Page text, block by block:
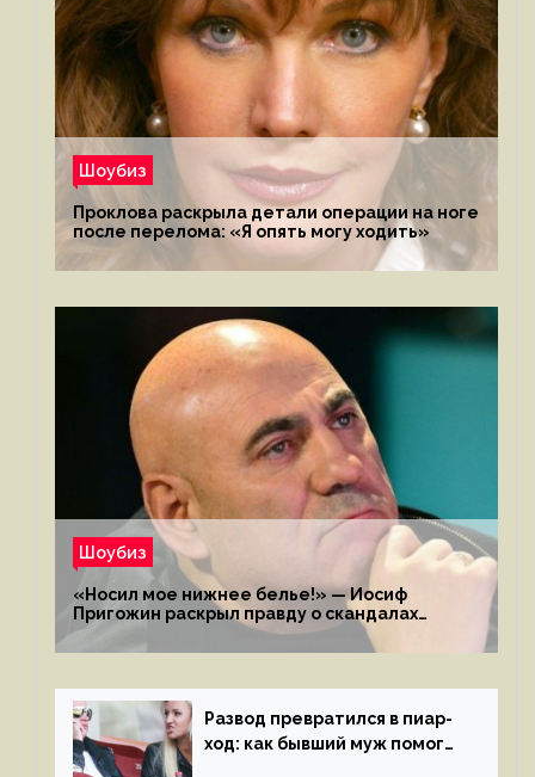
Шоубиз
Проклова раскрыла детали операции на ноге
после перелома: «Я опять могу ходить»
Шоубиз
«Носил мое нижнее белье!» — Иосиф
Пригожин раскрыл правду о скандалах
с мужем своей экс-жены
Развод превратился в пиар-
ход: как бывший муж помог